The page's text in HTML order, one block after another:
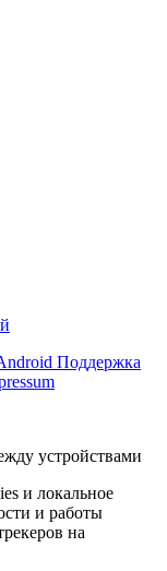
Поддержка
устройствами
и локальное
и работы
на